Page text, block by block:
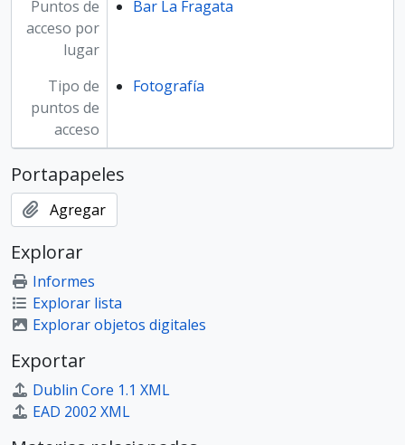
Puntos de
acceso por
lugar
Bar La Fragata
Tipo de
puntos de
acceso
Fotografía
Portapapeles
Agregar
Explorar
Informes
Explorar lista
Explorar objetos digitales
Exportar
Dublin Core 1.1 XML
EAD 2002 XML